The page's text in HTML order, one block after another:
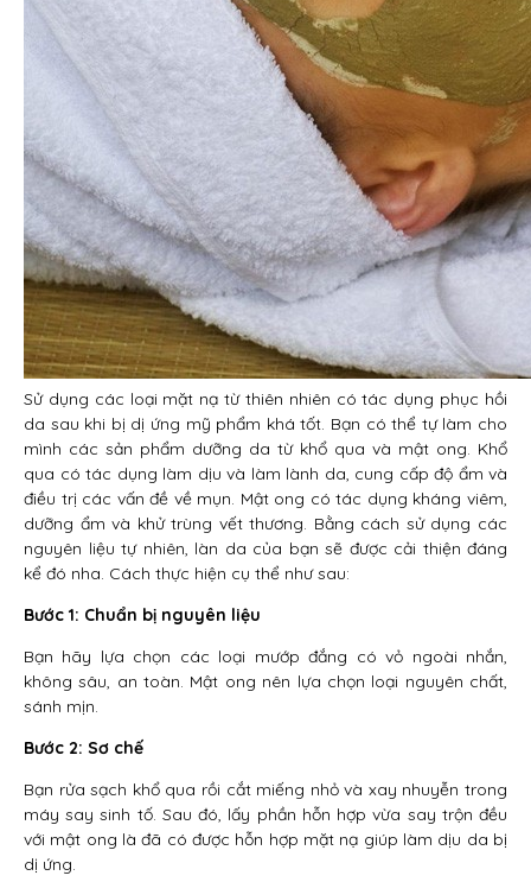
Sử dụng các loại mặt nạ từ thiên nhiên có tác dụng phục hồi
da sau khi bị dị ứng mỹ phẩm khá tốt. Bạn có thể tự làm cho
mình các sản phẩm dưỡng da từ khổ qua và mật ong. Khổ
qua có tác dụng làm dịu và làm lành da, cung cấp độ ẩm và
điều trị các vấn đề về mụn. Mật ong có tác dụng kháng viêm,
dưỡng ẩm và khử trùng vết thương. Bằng cách sử dụng các
nguyên liệu tự nhiên, làn da của bạn sẽ được cải thiện đáng
kể đó nha. Cách thực hiện cụ thể như sau:
Bước 1: Chuẩn bị nguyên liệu
Bạn hãy lựa chọn các loại mướp đắng có vỏ ngoài nhắn,
không sâu, an toàn. Mật ong nên lựa chọn loại nguyên chất,
sánh mịn.
Bước 2: Sơ chế
Bạn rửa sạch khổ qua rồi cắt miếng nhỏ và xay nhuyễn trong
máy say sinh tố. Sau đó, lấy phần hỗn hợp vừa say trộn đều
với mật ong là đã có được hỗn hợp mặt nạ giúp làm dịu da bị
dị ứng.